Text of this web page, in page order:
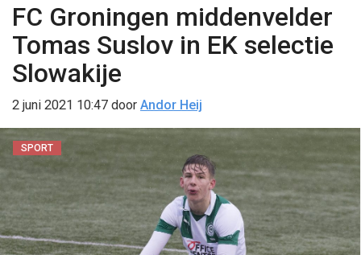
FC Groningen middenvelder
Tomas Suslov in EK selectie
Slowakije
2 juni 2021 10:47 door Andor Heij
SPORT